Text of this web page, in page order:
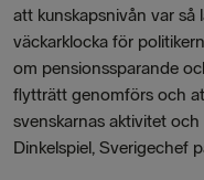
att kunskapsnivån var så
väckarklocka för
om pensionssparande
flytträtt genomförs och
svenskarnas aktivitet
Dinkelspiel, Sverigechef